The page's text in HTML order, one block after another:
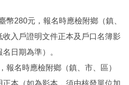
幣280元，報名時應檢附鄉（鎮、
入戶證明文件正本及戶口名簿影
日期為準）。
報名時應檢附鄉（鎮、市、區）
本（如為影本，須由核發單位加